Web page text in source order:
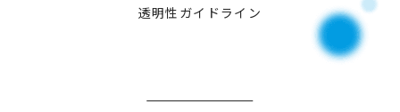
透明性ガイドライン